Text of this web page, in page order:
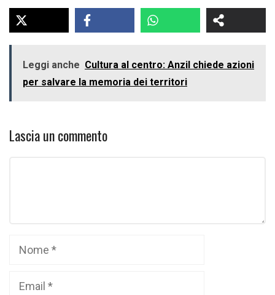
Leggi anche Cultura al centro: Anzil chiede azioni
per salvare la memoria dei territori
Lascia un commento